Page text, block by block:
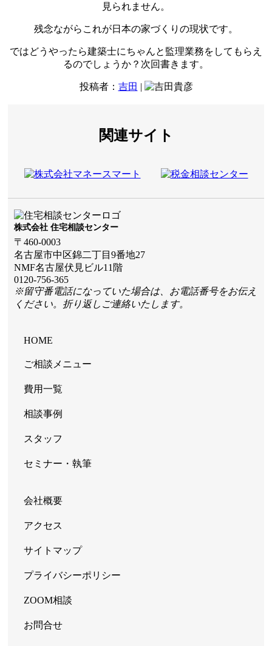
見られません。
残念ながらこれが日本の家づくりの現状です。
ではどうやったら建築士にちゃんと監理業務をしてもらえ
るのでしょうか？次回書きます。
投稿者： 吉田 |
関連サイト
株式会社 住宅相談センター
〒460-0003
名古屋市中区錦二丁目9番地27
NMF名古屋伏見ビル11階
0120-756-365
※留守番電話になっていた場合は、お電話番号をお伝え
ください。折り返しご連絡いたします。
HOME
ご相談メニュー
費用一覧
相談事例
スタッフ
セミナー・執筆
会社概要
アクセス
サイトマップ
プライバシーポリシー
ZOOM相談
お問合せ